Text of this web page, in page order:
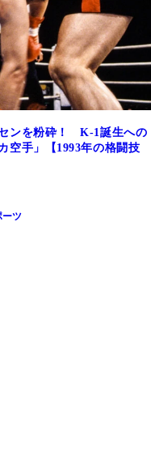
ンを粉砕！ K-1誕生への
空手」【1993年の格闘技
ーツ